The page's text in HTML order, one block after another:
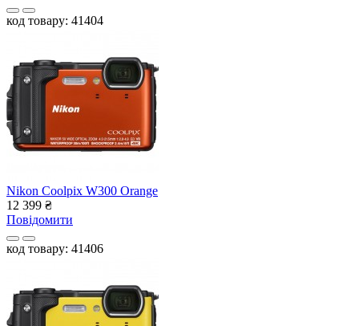
код товару: 41404
Nikon Coolpix W300 Orange
12 399 ₴
Повідомити
код товару: 41406